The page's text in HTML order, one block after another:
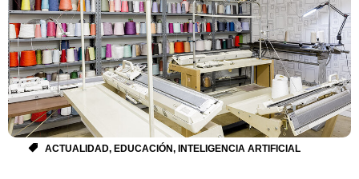
ACTUALIDAD, EDUCACIÓN, INTELIGENCIA ARTIFICIAL